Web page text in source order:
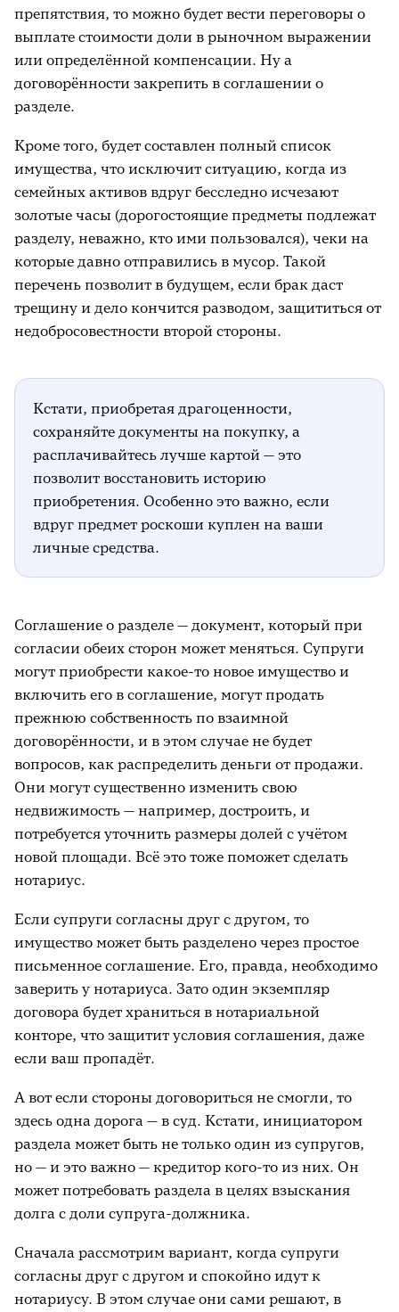
препятствия, то можно будет вести переговоры о
выплате стоимости доли в рыночном выражении
или определённой компенсации. Ну а
договорённости закрепить в соглашении о
разделе.
Кроме того, будет составлен полный список
имущества, что исключит ситуацию, когда из
семейных активов вдруг бесследно исчезают
золотые часы (дорогостоящие предметы подлежат
разделу, неважно, кто ими пользовался), чеки на
которые давно отправились в мусор. Такой
перечень позволит в будущем, если брак даст
трещину и дело кончится разводом, защититься от
недобросовестности второй стороны.
Кстати, приобретая драгоценности,
сохраняйте документы на покупку, а
расплачивайтесь лучше картой — это
позволит восстановить историю
приобретения. Особенно это важно, если
вдруг предмет роскоши куплен на ваши
личные средства.
Соглашение о разделе — документ, который при
согласии обеих сторон может меняться. Супруги
могут приобрести какое-то новое имущество и
включить его в соглашение, могут продать
прежнюю собственность по взаимной
договорённости, и в этом случае не будет
вопросов, как распределить деньги от продажи.
Они могут существенно изменить свою
недвижимость — например, достроить, и
потребуется уточнить размеры долей с учётом
новой площади. Всё это тоже поможет сделать
нотариус.
Если супруги согласны друг с другом, то
имущество может быть разделено через простое
письменное соглашение. Его, правда, необходимо
заверить у нотариуса. Зато один экземпляр
договора будет храниться в нотариальной
конторе, что защитит условия соглашения, даже
если ваш пропадёт.
А вот если стороны договориться не смогли, то
здесь одна дорога — в суд. Кстати, инициатором
раздела может быть не только один из супругов,
но — и это важно — кредитор кого-то из них. Он
может потребовать раздела в целях взыскания
долга с доли супруга-должника.
Сначала рассмотрим вариант, когда супруги
согласны друг с другом и спокойно идут к
нотариусу. В этом случае они сами решают, в